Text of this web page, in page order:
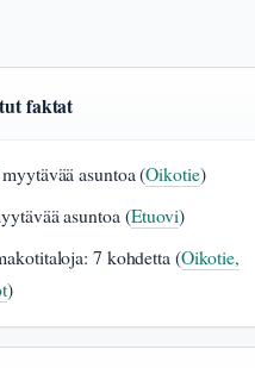
faktat
asuntoa (Oikotie)
asuntoa (Etuovi)
7 kohdetta (Oikotie,
)